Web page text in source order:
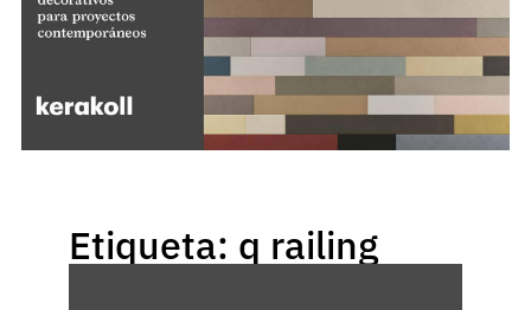
Etiqueta: q railing